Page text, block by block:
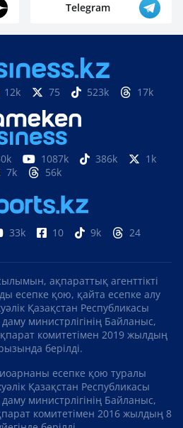
Telegram
12k 75 523k 17k
1087k 386k
1k
7k
56k
33k 10 9k 24
ақпараттық агенттікті
есепке қою, қайта есепке алу
Қазақстан Республикасы
министрлігінің Байланыс,
комитетімен 2019 жылдың
берілді.
есепке қою туралы
Қазақстан Республикасы
министрлігінің Байланыс,
комитетімен 2016 жылдың 8